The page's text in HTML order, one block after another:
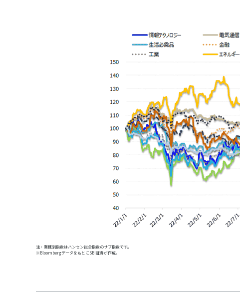
注：業種別指数はハンセン総合指数のサブ指数です。
※BloombergデータをもとにSBI証券が作成。